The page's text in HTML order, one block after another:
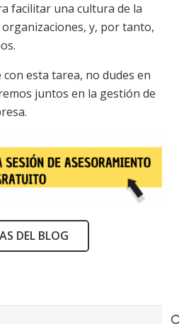
facilitar una cultura de la
y, por tanto,
esta tarea, no dudes en
juntos en la gestión de
DEL BLOG